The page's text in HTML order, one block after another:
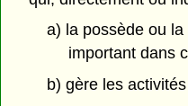
a) la possède ou
important dans
b) gère les